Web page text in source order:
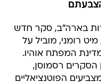
בארה"ב, סקר חדש
רומני, מוביל על
ברק אובמה, ב-2% במדינת המפתח אוהיו.
הסקרים רסמוסן,
מקולות המצביעים הפוטנציאליים